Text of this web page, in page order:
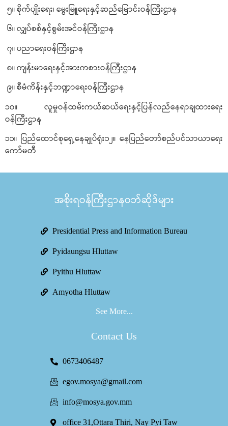
၅။ စိုက်ပျိုးရေး၊ မွေးမြူရေးနှင့်ဆည်မြောင်းဝန်ကြီးဌာန
၆။ လျှပ်စစ်နှင့်စွမ်းအင်ဝန်ကြီးဌာန
၇။ ပညာရေးဝန်ကြီးဌာန
၈။ ကျန်းမာရေးနှင့်အားကစားဝန်ကြီးဌာန
၉။ စီမံကိန်းနှင့်ဘဏ္ဍာရေးဝန်ကြီးဌာန
၁၀။ လူမှုဝန်ထမ်းကယ်ဆယ်ရေးနှင့်ပြန်လည်နေရာချထားရေး
ဝန်ကြီးဌာန
၁၁။ ပြည်ထောင်စုရှေ့နေချုပ်ရုံး၁၂။ နေပြည်တော်စည်ပင်သာယာရေး
ကော်မတီ
အစိုးရဝန်ကြီးဌာနဝဘ်ဆိုဒ်များ
Presidential Press and Information Bureau
Pyidaungsu Hluttaw
Pyithu Hluttaw
Amyotha Hluttaw
See More...
Contact Us
0673406487
egov.mosya@gmail.com
info@mosya.gov.mm
office 31,Ottara Thiri, Nay Pyi Taw